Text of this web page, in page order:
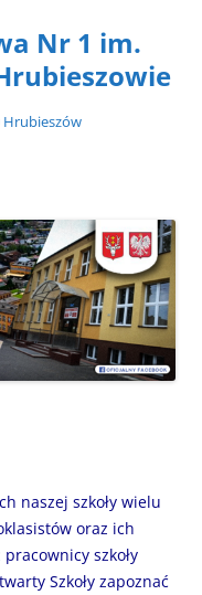
Nr 1 im.
Hrubieszów
naszej szkoły wielu
oraz ich
szkoły
Szkoły zapoznać